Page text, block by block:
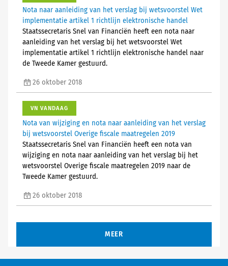
Nota naar aanleiding van het verslag bij wetsvoorstel Wet
implementatie artikel 1 richtlijn elektronische handel
Staatssecretaris Snel van Financiën heeft een nota naar
aanleiding van het verslag bij het wetsvoorstel Wet
implementatie artikel 1 richtlijn elektronische handel naar
de Tweede Kamer gestuurd.
26 oktober 2018
VN VANDAAG
Nota van wijziging en nota naar aanleiding van het verslag
bij wetsvoorstel Overige fiscale maatregelen 2019
Staatssecretaris Snel van Financiën heeft een nota van
wijziging en nota naar aanleiding van het verslag bij het
wetsvoorstel Overige fiscale maatregelen 2019 naar de
Tweede Kamer gestuurd.
26 oktober 2018
MEER